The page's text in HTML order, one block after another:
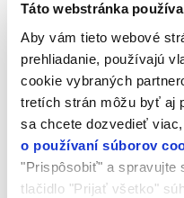
Táto webstránka
Aby vám tieto webové
prehliadanie, používajú
cookie vybraných
tretích strán môžu byť aj
sa chcete dozvedieť
o používaní súborov
"Prispôsobiť" a spravujte
tlačidlo "Prijať všetko"
K zvýšeniu počtu pevných
konfigurácie cloud servera
vlastných webových stránok
Pripomíname, že v prípade
strate dát uložených na
The operations described
or use without due care
total loss of data, and in